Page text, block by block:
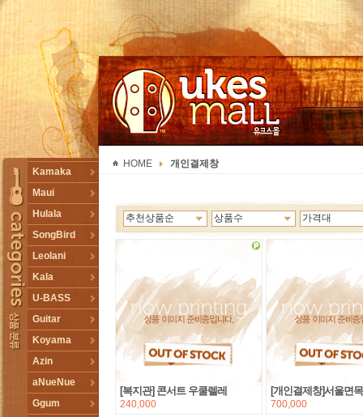
TOGGLE
Kamaka
Maui
Hulala
SongBird
Leolani
Kala
U-BASS
Guitar
Koyama
Azin
aNueNue
Ggum
HOME 개인결제창
추천상품순 상품수 가격대
[복지관] 콘서트 우쿨렐레
240,000
[개인결제창]서울면
700,000